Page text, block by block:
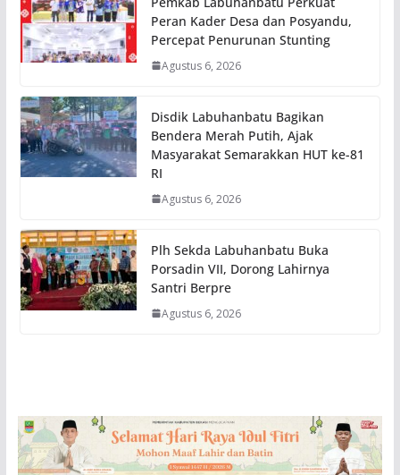
Peran Kader Desa dan Posyandu,
Percepat Penurunan Stunting
Agustus 6, 2026
Disdik Labuhanbatu Bagikan
Bendera Merah Putih, Ajak
Masyarakat Semarakkan HUT ke-81
RI
Agustus 6, 2026
Plh Sekda Labuhanbatu Buka
Porsadin VII, Dorong Lahirnya
Santri Berpre
Agustus 6, 2026